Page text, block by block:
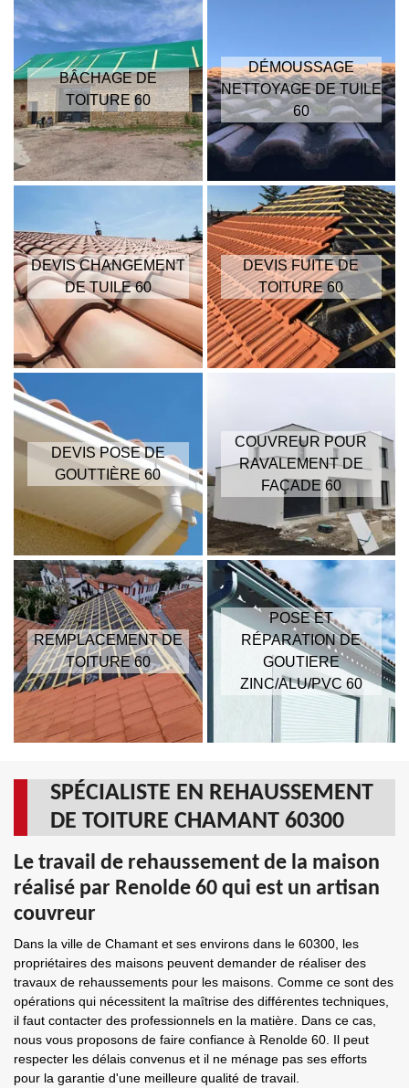
BÂCHAGE DE
TOITURE 60
DÉMOUSSAGE
NETTOYAGE DE TUILE
60
DEVIS CHANGEMENT
DE TUILE 60
DEVIS FUITE DE
TOITURE 60
DEVIS POSE DE
GOUTTIÈRE 60
COUVREUR POUR
RAVALEMENT DE
FAÇADE 60
REMPLACEMENT DE
TOITURE 60
POSE ET
RÉPARATION DE
GOUTIERE
ZINC/ALU/PVC 60
SPÉCIALISTE EN REHAUSSEMENT
DE TOITURE CHAMANT 60300
Le travail de rehaussement de la maison
réalisé par Renolde 60 qui est un artisan
couvreur
Dans la ville de Chamant et ses environs dans le 60300, les
propriétaires des maisons peuvent demander de réaliser des
travaux de rehaussements pour les maisons. Comme ce sont des
opérations qui nécessitent la maîtrise des différentes techniques,
il faut contacter des professionnels en la matière. Dans ce cas,
nous vous proposons de faire confiance à Renolde 60. Il peut
respecter les délais convenus et il ne ménage pas ses efforts
pour la garantie d'une meilleure qualité de travail.